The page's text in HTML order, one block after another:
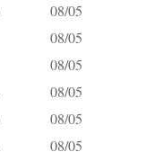
08/05
08/05
08/05
08/05
08/05
08/05